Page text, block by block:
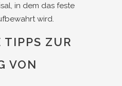
in dem das feste
wird.
TIPPS ZUR
VON